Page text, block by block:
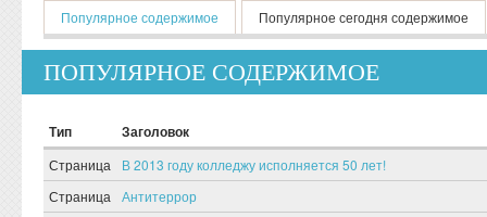
Главные вкладки
Популярное содержимое (активная вкладка)
Популярное сегодня содержимое
ПОПУЛЯРНОЕ СОДЕРЖИМОЕ
Тип Заголовок
Страница
В 2013 году колледжу исполняется 50 лет!
Страница
Антитеррор